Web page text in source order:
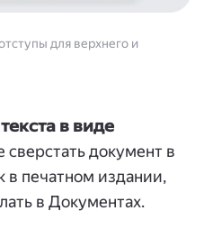
для верхнего и
в виде
сверстать документ в
в печатном издании,
в Документах.